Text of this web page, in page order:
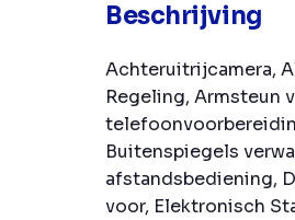
Beschrijving
Achteruitrijcamera,
Regeling, Armsteun
Buitenspiegels
afstandsbediening,
voor, Elektronisch